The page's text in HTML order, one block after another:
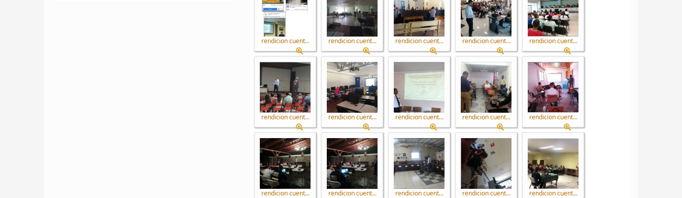
rendicion cuent... rendicion cuent... rendicion cuent... rendicion cuent... rendicion cuent...
rendicion cuent... rendicion cuent... rendicion cuent... rendicion cuent... rendicion cuent...
rendicion cuent... rendicion cuent... rendicion cuent... rendicion cuent... rendicion cuent...